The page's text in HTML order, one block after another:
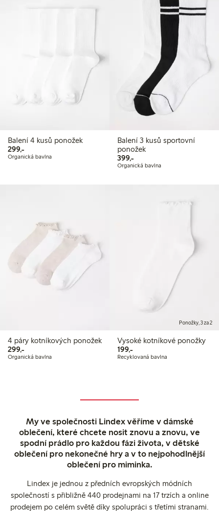
Balení 4 kusů ponožek
299,-299,00 Kč
Organická bavlna
Balení 3 kusů sportovní
ponožek
399,-399,00 Kč
Organická bavlna
4 páry kotníkových ponožek
299,-299,00 Kč
Organická bavlna
Ponožky, 3 za 2
Vysoké kotníkové ponožky
199,-199,00 Kč
Recyklovaná bavlna
My ve společnosti Lindex věříme v dámské
oblečení, které chcete nosit znovu a znovu, ve
spodní prádlo pro každou fázi života, v dětské
oblečení pro nekonečné hry a v to nejpohodlnější
oblečení pro miminka.
Lindex je jednou z předních evropských módních
společností s přibližně 440 prodejnami na 17 trzích a online
prodejem po celém světě díky spolupráci s třetími stranami.